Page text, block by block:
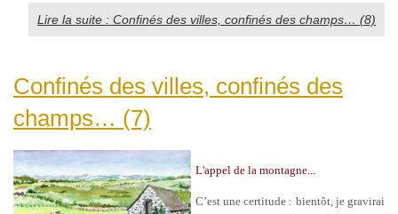
Lire la suite : Confinés des villes, confinés des champs… (8)
Confinés des villes, confinés des
champs… (7)
L'appel de la montagne...
C’est une certitude : bientôt, je gravirai